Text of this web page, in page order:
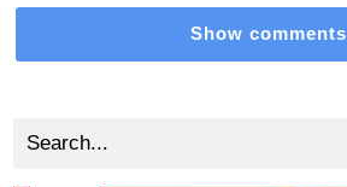
Show comments